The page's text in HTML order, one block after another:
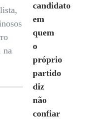
na
candidato
em
quem
o
próprio
partido
diz
não
confiar